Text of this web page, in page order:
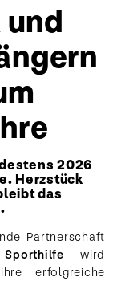
2026
Herzstück
das
Partnerschaft
Sporthilfe wird
erfolgreiche